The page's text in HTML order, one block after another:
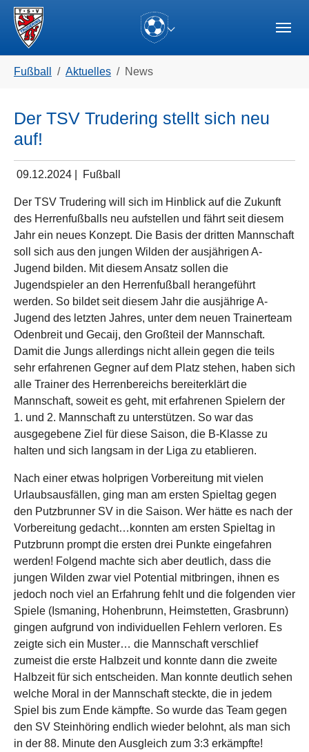
Skip to main navigation
Zum Hauptinhalt springen
Skip to page footer
Fußball Aktuelles News
Der TSV Trudering stellt sich neu
auf!
09.12.2024 Fußball
Der TSV Trudering will sich im Hinblick auf die Zukunft
des Herrenfußballs neu aufstellen und fährt seit diesem
Jahr ein neues Konzept. Die Basis der dritten Mannschaft
soll sich aus den jungen Wilden der ausjährigen A-
Jugend bilden. Mit diesem Ansatz sollen die
Jugendspieler an den Herrenfußball herangeführt
werden. So bildet seit diesem Jahr die ausjährige A-
Jugend des letzten Jahres, unter dem neuen Trainerteam
Odenbreit und Gecaij, den Großteil der Mannschaft.
Damit die Jungs allerdings nicht allein gegen die teils
sehr erfahrenen Gegner auf dem Platz stehen, haben sich
alle Trainer des Herrenbereichs bereiterklärt die
Mannschaft, soweit es geht, mit erfahrenen Spielern der
1. und 2. Mannschaft zu unterstützen. So war das
ausgegebene Ziel für diese Saison, die B-Klasse zu
halten und sich langsam in der Liga zu etablieren.
Nach einer etwas holprigen Vorbereitung mit vielen
Urlaubsausfällen, ging man am ersten Spieltag gegen
den Putzbrunner SV in die Saison. Wer hätte es nach der
Vorbereitung gedacht…konnten am ersten Spieltag in
Putzbrunn prompt die ersten drei Punkte eingefahren
werden! Folgend machte sich aber deutlich, dass die
jungen Wilden zwar viel Potential mitbringen, ihnen es
jedoch noch viel an Erfahrung fehlt und die folgenden vier
Spiele (Ismaning, Hohenbrunn, Heimstetten, Grasbrunn)
gingen aufgrund von individuellen Fehlern verloren. Es
zeigte sich ein Muster… die Mannschaft verschlief
zumeist die erste Halbzeit und konnte dann die zweite
Halbzeit für sich entscheiden. Man konnte deutlich sehen
welche Moral in der Mannschaft steckte, die in jedem
Spiel bis zum Ende kämpfte. So wurde das Team gegen
den SV Steinhöring endlich wieder belohnt, als man sich
in der 88. Minute den Ausgleich zum 3:3 erkämpfte!